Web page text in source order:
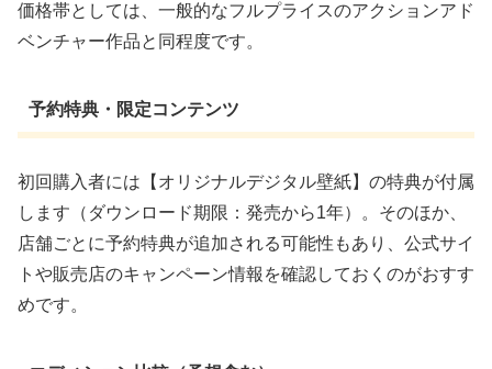
価格帯としては、一般的なフルプライスのアクションアド
ベンチャー作品と同程度です。
予約特典・限定コンテンツ
初回購入者には【オリジナルデジタル壁紙】の特典が付属
します（ダウンロード期限：発売から1年）。そのほか、
店舗ごとに予約特典が追加される可能性もあり、公式サイ
トや販売店のキャンペーン情報を確認しておくのがおすす
めです。